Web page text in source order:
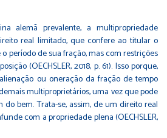
alemã prevalente, a multipropriedade
real limitado, que confere ao titular o
período de sua fração, mas com restrições
(OECHSLER, 2018, p. 61). Isso porque,
ou oneração da fração de tempo
multiproprietários, uma vez que pode
bem. Trata-se, assim, de um direito real
com a propriedade plena (OECHSLER,